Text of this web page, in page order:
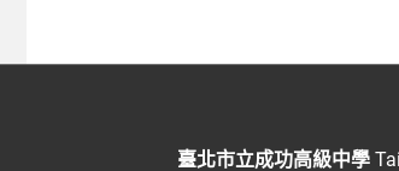
臺北市立成功高級中學